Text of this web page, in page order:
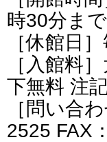
時30分まで
［休館日
［入館料
下無料 注
［問い合
2525 FAX